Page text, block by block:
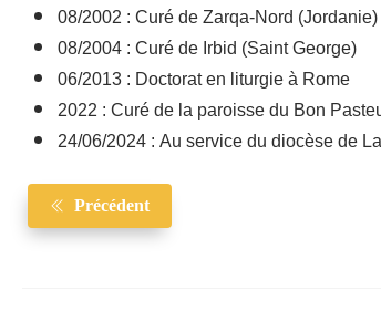
08/2002 : Curé de Zarqa-Nord (Jordanie)
08/2004 : Curé de Irbid (Saint George)
06/2013 : Doctorat en liturgie à Rome
2022 : Curé de la paroisse du Bon
24/06/2024 : Au service du diocèse de
Précédent